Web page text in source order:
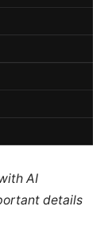
AI
details